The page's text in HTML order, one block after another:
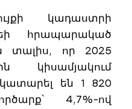
կադաստրի
հրապարակած
տալիս, որ 2025
կիսամյակում
են 1 820
4,7%-ով